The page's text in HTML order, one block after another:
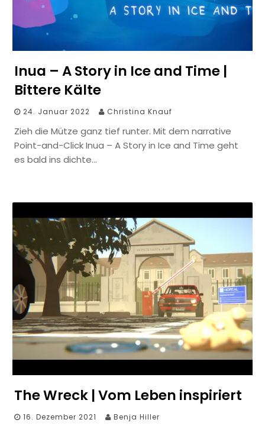
Inua – A Story in Ice and Time |
Bittere Kälte
24. Januar 2022 Christina Knauf
Zieh die Mütze ganz tief runter. Mit dem narrative
Point-and-Click Inua – A Story in Ice and Time geht
es bald ins dichte…
The Wreck | Vom Leben inspiriert
16. Dezember 2021 Benja Hiller